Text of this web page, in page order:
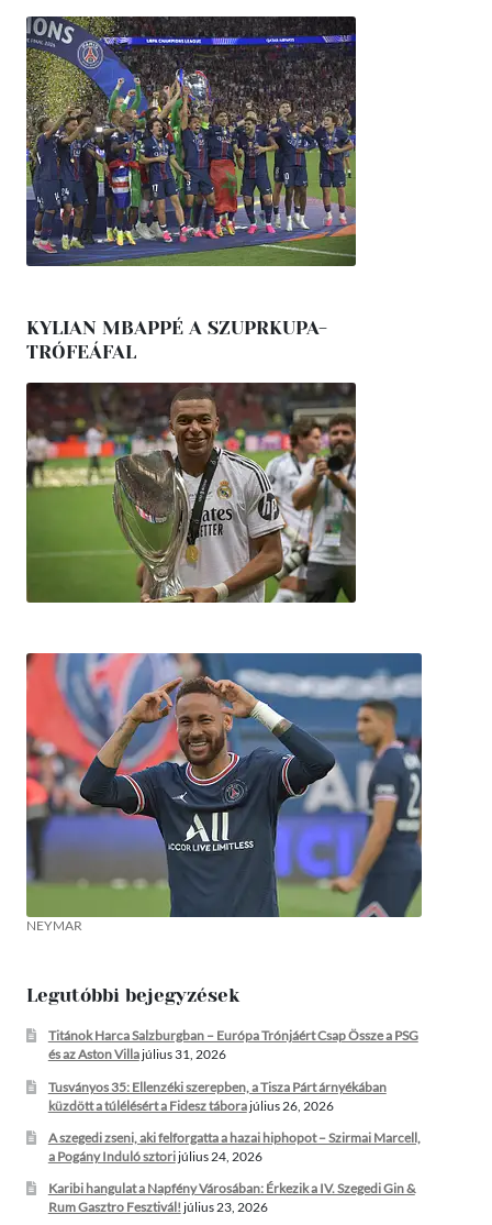
KYLIAN MBAPPÉ A SZUPRKUPA-
TRÓFEÁFAL
NEYMAR
Legutóbbi bejegyzések
Titánok Harca Salzburgban – Európa Trónjáért Csap Össze a PSG
és az Aston Villajúlius 31, 2026
Tusványos 35: Ellenzéki szerepben, a Tisza Párt árnyékában
küzdött a túlélésért a Fidesz táborajúlius 26, 2026
A szegedi zseni, aki felforgatta a hazai hiphopot – Szirmai Marcell,
a Pogány Induló sztorijúlius 24, 2026
Karibi hangulat a Napfény Városában: Érkezik a IV. Szegedi Gin &
Rum Gasztro Fesztivál! július 23, 2026